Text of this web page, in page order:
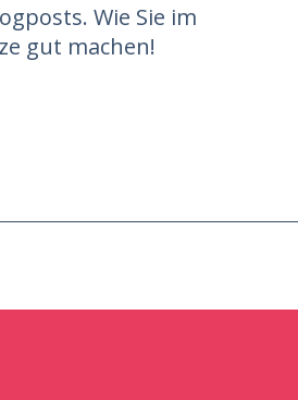
Wie Sie im
gut machen!